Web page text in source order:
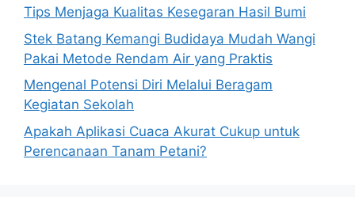
Tips Menjaga Kualitas Kesegaran Hasil Bumi
Stek Batang Kemangi Budidaya Mudah Wangi
Pakai Metode Rendam Air yang Praktis
Mengenal Potensi Diri Melalui Beragam
Kegiatan Sekolah
Apakah Aplikasi Cuaca Akurat Cukup untuk
Perencanaan Tanam Petani?